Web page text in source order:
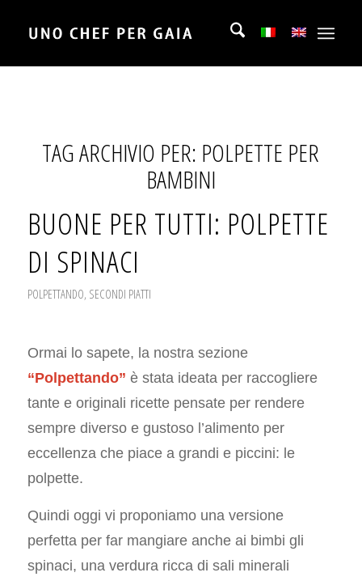
TAG ARCHIVIO PER: POLPETTE PER
BAMBINI
BUONE PER TUTTI: POLPETTE
DI SPINACI
POLPETTANDO, SECONDI PIATTI
Ormai lo sapete, la nostra sezione
“Polpettando” è stata ideata per raccogliere
tante e originali ricette pensate per rendere
sempre diverso e gustoso l’alimento per
eccellenza che piace a grandi e piccini: le
polpette.
Quindi oggi vi proponiamo una versione
perfetta per far mangiare anche ai bimbi gli
spinaci, una verdura ricca di sali minerali